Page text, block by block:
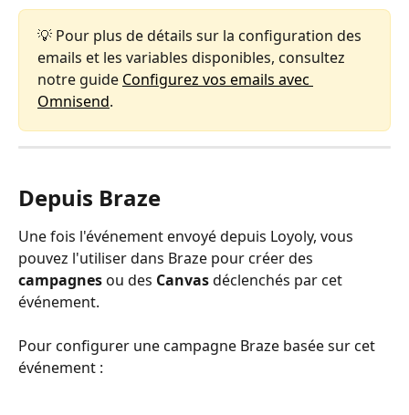
💡 Pour plus de détails sur la configuration des
emails et les variables disponibles, consultez
notre guide Configurez vos emails avec
Omnisend.
Depuis Braze
Une fois l'événement envoyé depuis Loyoly, vous
pouvez l'utiliser dans Braze pour créer des
campagnes ou des Canvas déclenchés par cet
événement.
Pour configurer une campagne Braze basée sur cet
événement :